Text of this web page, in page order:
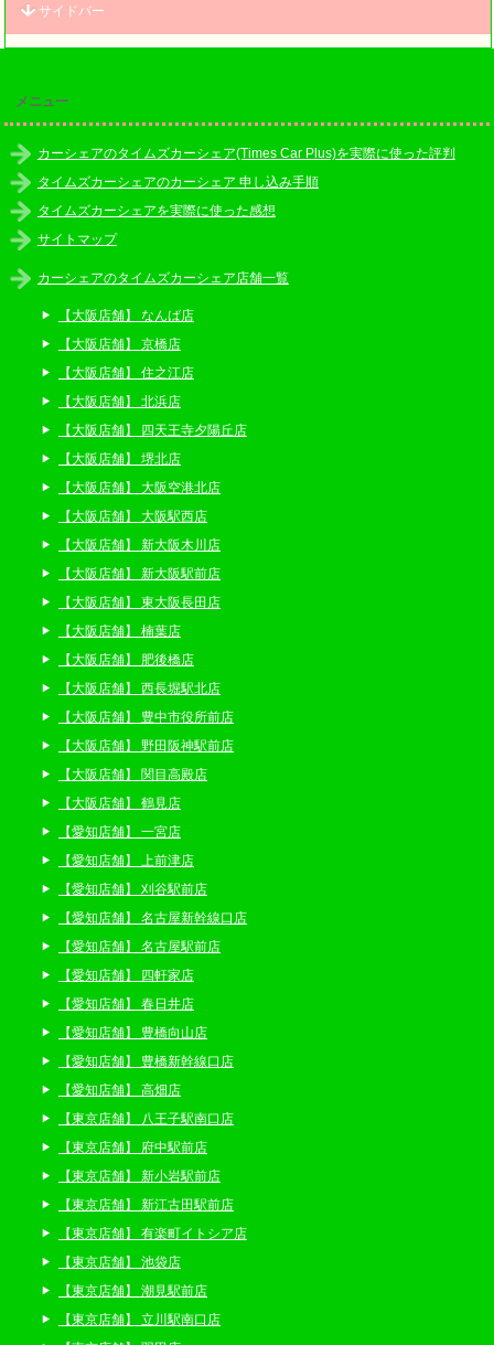
サイドバー
メニュー
カーシェアのタイムズカーシェア(Times Car Plus)を実際に使った評判
タイムズカーシェアのカーシェア 申し込み手順
タイムズカーシェアを実際に使った感想
サイトマップ
カーシェアのタイムズカーシェア店舗一覧
【大阪店舗】 なんば店
【大阪店舗】 京橋店
【大阪店舗】 住之江店
【大阪店舗】 北浜店
【大阪店舗】 四天王寺夕陽丘店
【大阪店舗】 堺北店
【大阪店舗】 大阪空港北店
【大阪店舗】 大阪駅西店
【大阪店舗】 新大阪木川店
【大阪店舗】 新大阪駅前店
【大阪店舗】 東大阪長田店
【大阪店舗】 楠葉店
【大阪店舗】 肥後橋店
【大阪店舗】 西長堀駅北店
【大阪店舗】 豊中市役所前店
【大阪店舗】 野田阪神駅前店
【大阪店舗】 関目高殿店
【大阪店舗】 鶴見店
【愛知店舗】 一宮店
【愛知店舗】 上前津店
【愛知店舗】 刈谷駅前店
【愛知店舗】 名古屋新幹線口店
【愛知店舗】 名古屋駅前店
【愛知店舗】 四軒家店
【愛知店舗】 春日井店
【愛知店舗】 豊橋向山店
【愛知店舗】 豊橋新幹線口店
【愛知店舗】 高畑店
【東京店舗】 八王子駅南口店
【東京店舗】 府中駅前店
【東京店舗】 新小岩駅前店
【東京店舗】 新江古田駅前店
【東京店舗】 有楽町イトシア店
【東京店舗】 池袋店
【東京店舗】 潮見駅前店
【東京店舗】 立川駅南口店